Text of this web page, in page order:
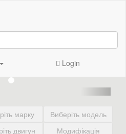
Login